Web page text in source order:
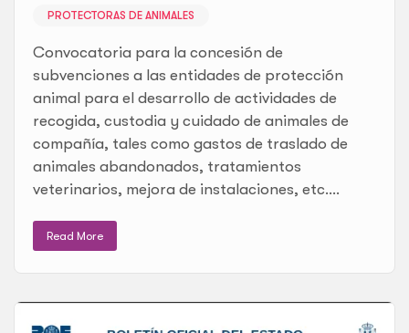
PROTECTORAS DE ANIMALES
Convocatoria para la concesión de
subvenciones a las entidades de protección
animal para el desarrollo de actividades de
recogida, custodia y cuidado de animales de
compañía, tales como gastos de traslado de
animales abandonados, tratamientos
veterinarios, mejora de instalaciones, etc....
Read More